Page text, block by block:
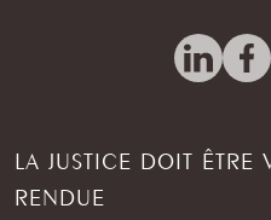
LA JUSTICE DOIT ÊTRE
RENDUE